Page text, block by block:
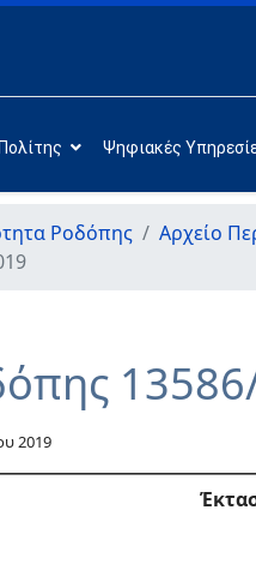
Ψηφιακές
Ροδόπης
Αρχείο
2019